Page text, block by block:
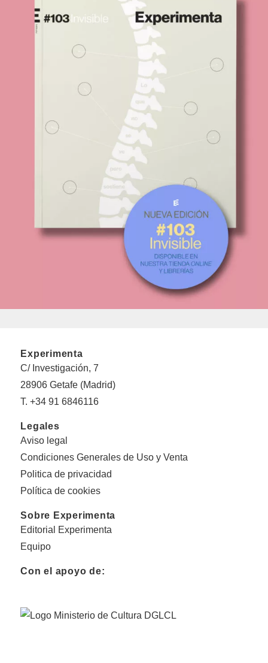
Experimenta
C/ Investigación, 7
28906 Getafe (Madrid)
T. +34 91 6846116
Legales
Aviso legal
Condiciones Generales de Uso y Venta
Politica de privacidad
Política de cookies
Sobre Experimenta
Editorial Experimenta
Equipo
Con el apoyo de: